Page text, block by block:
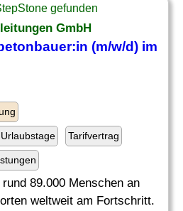
gefunden
GmbH
(m/w/d) im
Tarifvertrag
89.000 Menschen an
weltweit am Fortschritt.